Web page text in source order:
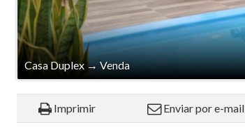
Casa Duplex →Venda
Imprimir Enviar por e-mail